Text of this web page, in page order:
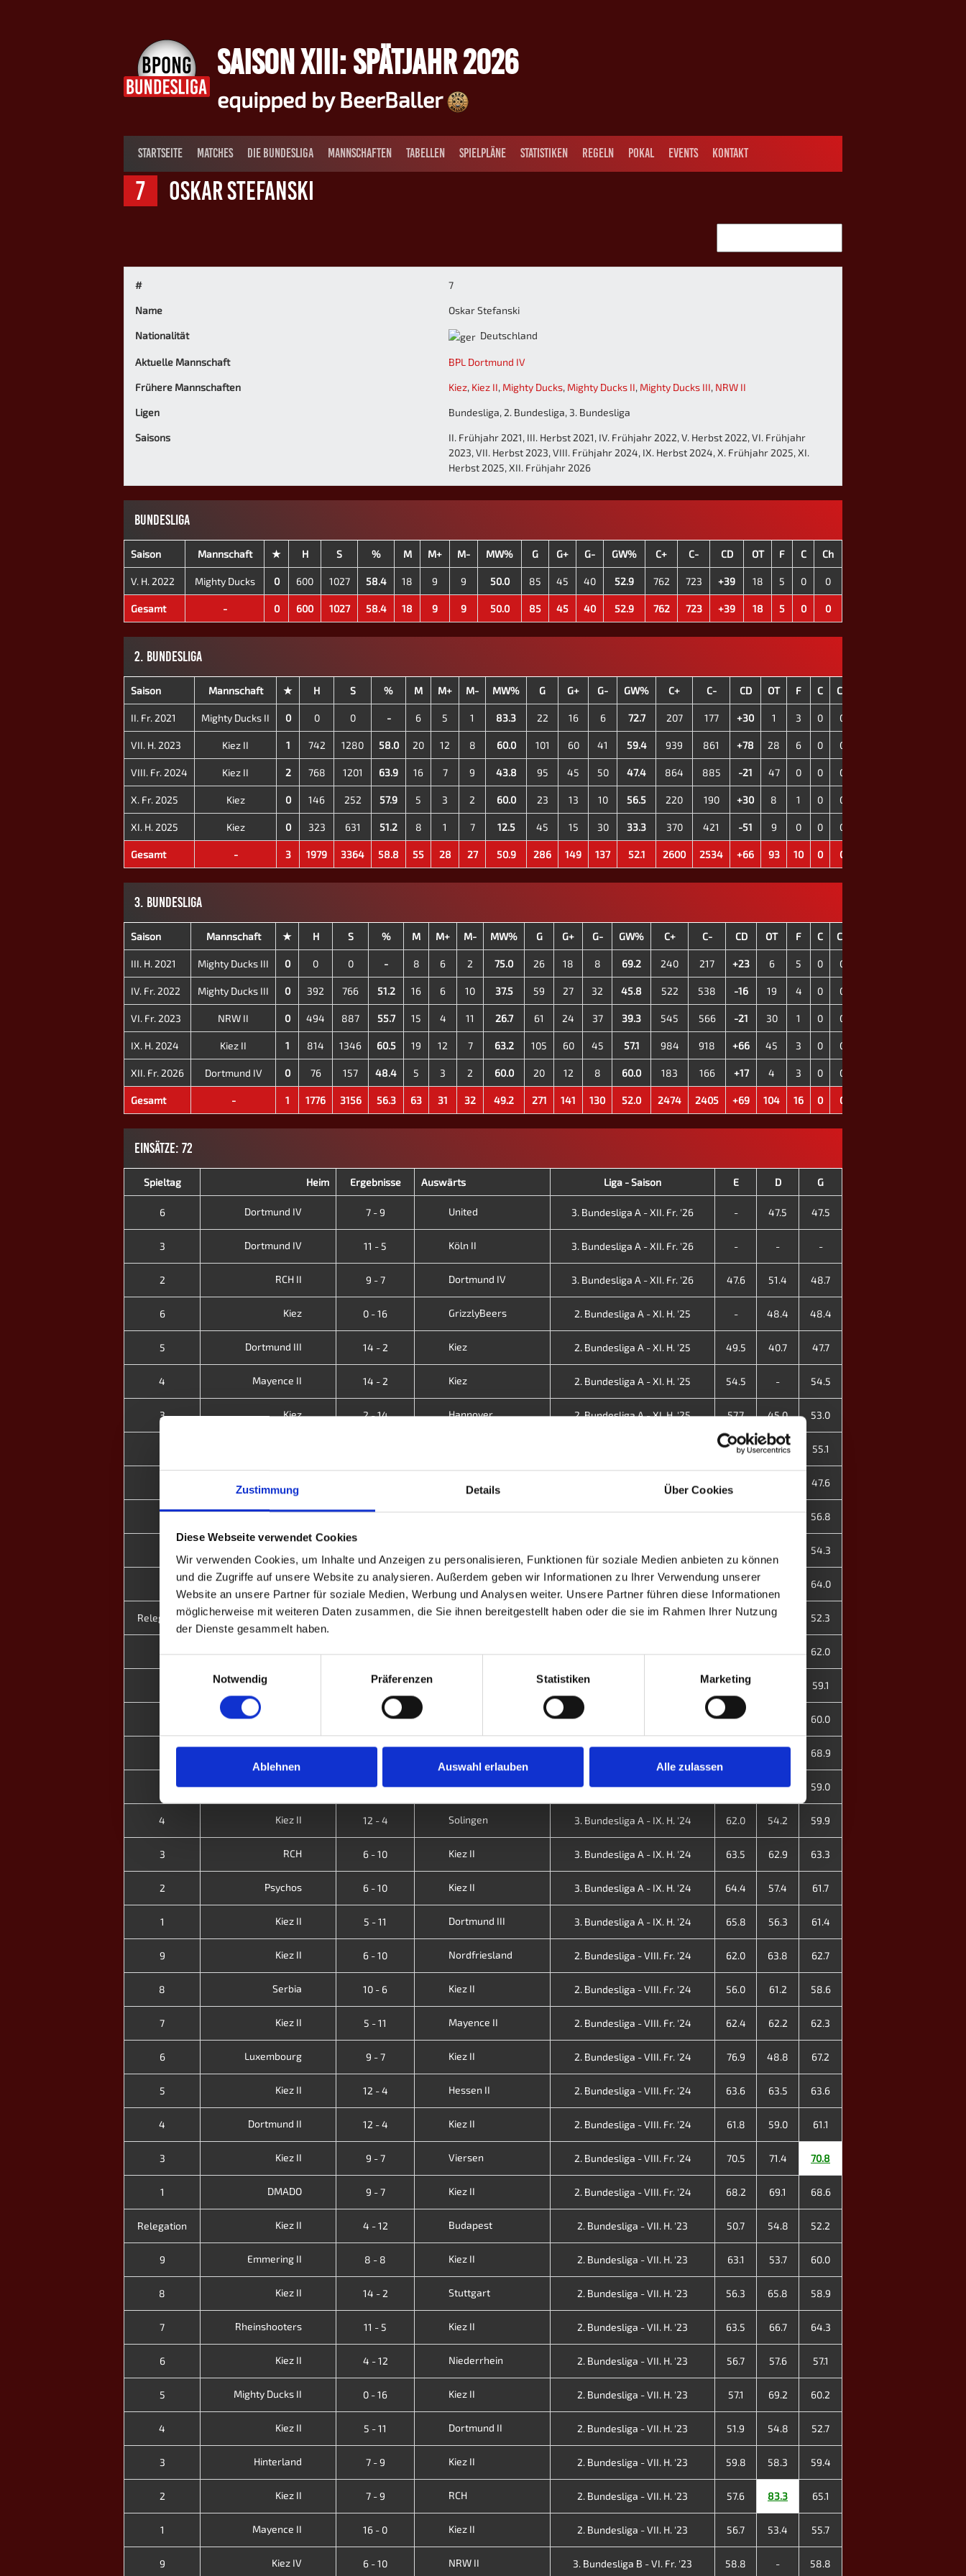
Zustimmung Details Über Cookies
Diese Webseite verwendet Cookies
Wir verwenden Cookies, um Inhalte und Anzeigen zu personalisieren, Funktionen für soziale Medien anbieten zu können
und die Zugriffe auf unsere Website zu analysieren. Außerdem geben wir Informationen zu Ihrer Verwendung unserer
Website an unsere Partner für soziale Medien, Werbung und Analysen weiter. Unsere Partner führen diese Informationen
möglicherweise mit weiteren Daten zusammen, die Sie ihnen bereitgestellt haben oder die sie im Rahmen Ihrer Nutzung
der Dienste gesammelt haben.
Notwendig
Präferenzen Statistiken Marketing
Ablehnen Auswahl erlauben Alle zulassen
SAISON XIII: SPÄTJAHR 2026
equipped by BeerBaller
STARTSEITE MATCHES DIE BUNDESLIGA MANNSCHAFTEN TABELLEN SPIELPLÄNE STATISTIKEN REGELN POKAL EVENTS KONTAKT
7 Oskar Stefanski
# 7
Name Oskar Stefanski
Nationalität Deutschland
Aktuelle Mannschaft BPL Dortmund IV
Frühere Mannschaften Kiez, Kiez II, Mighty Ducks, Mighty Ducks II, Mighty Ducks III, NRW II
Ligen Bundesliga, 2. Bundesliga, 3. Bundesliga
Saisons
II. Frühjahr 2021, III. Herbst 2021, IV. Frühjahr 2022, V. Herbst 2022, VI. Frühjahr
2023, VII. Herbst 2023, VIII. Frühjahr 2024, IX. Herbst 2024, X. Frühjahr 2025, XI.
Herbst 2025, XII. Frühjahr 2026
BUNDESLIGA
Saison Mannschaft ★ H S % M M+ M- MW% G G+ G- GW% C+ C- CD OT F C Ch
V. H. 2022 Mighty Ducks 0 600 1027 58.4 18 9 9 50.0 85 45 40 52.9 762 723 +39 18 5 0 0
Gesamt - 0 600 1027 58.4 18 9 9 50.0 85 45 40 52.9 762 723 +39 18 5 0 0
2. BUNDESLIGA
Saison Mannschaft ★ H S % M M+ M- MW% G G+ G- GW% C+ C- CD OT F C Ch
II. Fr. 2021 Mighty Ducks II 0 0 0 - 6 5 1 83.3 22 16 6 72.7 207 177 +30 1 3 0 0
VII. H. 2023 Kiez II 1 742 1280 58.0 20 12 8 60.0 101 60 41 59.4 939 861 +78 28 6 0 0
VIII. Fr. 2024 Kiez II 2 768 1201 63.9 16 7 9 43.8 95 45 50 47.4 864 885 -21 47 0 0 0
X. Fr. 2025 Kiez 0 146 252 57.9 5 3 2 60.0 23 13 10 56.5 220 190 +30 8 1 0 0
XI. H. 2025 Kiez 0 323 631 51.2 8 1 7 12.5 45 15 30 33.3 370 421 -51 9 0 0 0
Gesamt - 3 1979 3364 58.8 55 28 27 50.9 286 149 137 52.1 2600 2534 +66 93 10 0 0
3. BUNDESLIGA
Saison Mannschaft ★ H S % M M+ M- MW% G G+ G- GW% C+ C- CD OT F C Ch
III. H. 2021 Mighty Ducks III 0 0 0 - 8 6 2 75.0 26 18 8 69.2 240 217 +23 6 5 0 0
IV. Fr. 2022 Mighty Ducks III 0 392 766 51.2 16 6 10 37.5 59 27 32 45.8 522 538 -16 19 4 0 0
VI. Fr. 2023 NRW II 0 494 887 55.7 15 4 11 26.7 61 24 37 39.3 545 566 -21 30 1 0 0
IX. H. 2024 Kiez II 1 814 1346 60.5 19 12 7 63.2 105 60 45 57.1 984 918 +66 45 3 0 0
XII. Fr. 2026 Dortmund IV 0 76 157 48.4 5 3 2 60.0 20 12 8 60.0 183 166 +17 4 3 0 0
Gesamt - 1 1776 3156 56.3 63 31 32 49.2 271 141 130 52.0 2474 2405 +69 104 16 0 0
EINSÄTZE: 72
Spieltag Heim Ergebnisse Auswärts Liga - Saison E D G
6 Dortmund IV 7 - 9 United 3. Bundesliga A - XII. Fr. '26 - 47.5 47.5
3 Dortmund IV 11 - 5 Köln II 3. Bundesliga A - XII. Fr. '26 - - -
2 RCH II 9 - 7 Dortmund IV 3. Bundesliga A - XII. Fr. '26 47.6 51.4 48.7
6 Kiez 0 - 16 GrizzlyBeers 2. Bundesliga A - XI. H. '25 - 48.4 48.4
5 Dortmund III 14 - 2 Kiez 2. Bundesliga A - XI. H. '25 49.5 40.7 47.7
4 Mayence II 14 - 2 Kiez 2. Bundesliga A - XI. H. '25 54.5 - 54.5
3 Kiez 2 - 14 Hannover 2. Bundesliga A - XI. H. '25 57.7 45.0 53.0
55.1 - 55.1
2. Bundesliga A - XI. H. '25 47.6
9 Titans 12 - 4 Kiez 2. Bundesliga - X. Fr. '25 - 56.8 56.8
54.3
Kiez 9 - 7 Budapest 2. Bundesliga - X. Fr. '25 64.0 64.0
Relegation Kiez II 8 - 8 Emmering 3. Bundesliga A - IX. H. '24 53.3 48.4 52.3
9 6 - 10 3. Bundesliga A - IX. H. '24 67.0 50.0 62.0
15 - 1 3. Bundesliga A - IX. H. '24 60.5 59.1
Mayence IV 13 - 3 3. Bundesliga A - IX. H. '24 63.0 60.0
11 - 5 3. Bundesliga A - IX. H. '24 68.9
Czechia 9 - 7 Kiez II 3. Bundesliga A - IX. H. '24 - 59.0 59.0
4 Kiez II 12 - 4 Solingen 3. Bundesliga A - IX. H. '24 62.0 54.2 59.9
3 RCH 6 - 10 Kiez II 3. Bundesliga A - IX. H. '24 63.5 62.9 63.3
2 Psychos 6 - 10 Kiez II 3. Bundesliga A - IX. H. '24 64.4 57.4 61.7
1 Kiez II 5 - 11 Dortmund III 3. Bundesliga A - IX. H. '24 65.8 56.3 61.4
9 Kiez II 6 - 10 Nordfriesland 2. Bundesliga - VIII. Fr. '24 62.0 63.8 62.7
8 Serbia 10 - 6 Kiez II 2. Bundesliga - VIII. Fr. '24 56.0 61.2 58.6
7 Kiez II 5 - 11 Mayence II 2. Bundesliga - VIII. Fr. '24 62.4 62.2 62.3
6 Luxembourg 9 - 7 Kiez II 2. Bundesliga - VIII. Fr. '24 76.9 48.8 67.2
5 Kiez II 12 - 4 Hessen II 2. Bundesliga - VIII. Fr. '24 63.6 63.5 63.6
4 Dortmund II 12 - 4 Kiez II 2. Bundesliga - VIII. Fr. '24 61.8 59.0 61.1
3 Kiez II 9 - 7 Viersen 2. Bundesliga - VIII. Fr. '24 70.5 71.4 70.8
1 DMADO 9 - 7 Kiez II 2. Bundesliga - VIII. Fr. '24 68.2 69.1 68.6
Relegation Kiez II 4 - 12 Budapest 2. Bundesliga - VII. H. '23 50.7 54.8 52.2
9 Emmering II 8 - 8 Kiez II 2. Bundesliga - VII. H. '23 63.1 53.7 60.0
8 Kiez II 14 - 2 Stuttgart 2. Bundesliga - VII. H. '23 56.3 65.8 58.9
7 Rheinshooters 11 - 5 Kiez II 2. Bundesliga - VII. H. '23 63.5 66.7 64.3
6 Kiez II 4 - 12 Niederrhein 2. Bundesliga - VII. H. '23 56.7 57.6 57.1
5 Mighty Ducks II 0 - 16 Kiez II 2. Bundesliga - VII. H. '23 57.1 69.2 60.2
4 Kiez II 5 - 11 Dortmund II 2. Bundesliga - VII. H. '23 51.9 54.8 52.7
3 Hinterland 7 - 9 Kiez II 2. Bundesliga - VII. H. '23 59.8 58.3 59.4
2 Kiez II 7 - 9 RCH 2. Bundesliga - VII. H. '23 57.6 83.3 65.1
1 Mayence II 16 - 0 Kiez II 2. Bundesliga - VII. H. '23 56.7 53.4 55.7
9 Kiez IV 6 - 10 NRW II 3. Bundesliga B - VI. Fr. '23 58.8 - 58.8